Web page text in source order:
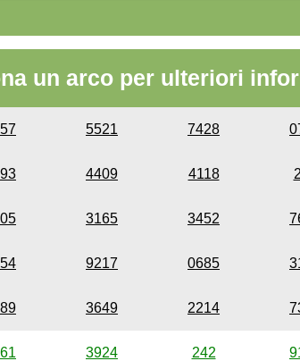
un arco per ulteriori
5521 7428
4409 4118
3165 3452
9217 0685
3649 2214
3924 242